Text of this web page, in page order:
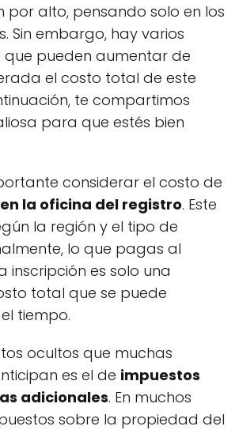
por alto, pensando solo en los
Sin embargo, hay varios
que pueden aumentar de
el costo total de este
te compartimos
para que estés bien
considerar el costo de
la oficina del registro. Este
la región y el tipo de
lo que pagas al
inscripción es solo una
total que se puede
tiempo.
ocultos que muchas
es el de impuestos
adicionales. En muchos
sobre la propiedad del